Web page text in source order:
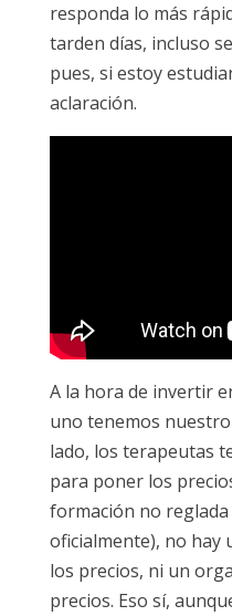
responda lo más
tarden días, incluso
pues, si estoy
aclaración.
A la hora de invertir
uno tenemos
lado, los terapeutas
para poner los
formación no
oficialmente), no
los precios, ni un
precios. Eso sí,